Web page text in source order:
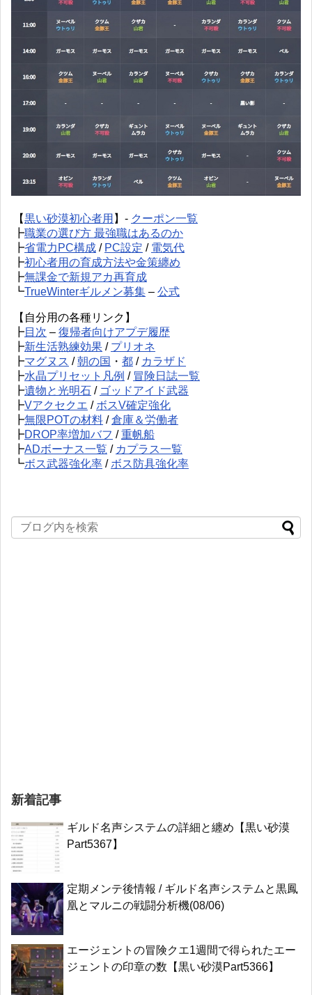
【黒い砂漠初心者用 】- クーポン一覧
┣職業の選び方 最強職はあるのか
┣省電力PC構成 / PC設定 / 電気代
┣初心者用の育成方法や金策纏め
┣無課金で新規アカ再育成
┗TrueWinterギルメン募集 – 公式
【自分用の各種リンク】
┣目次 – 復帰者向けアプデ履歴
┣新生活熟練効果 / プリオネ
┣マグヌス /朝の国 ・ 都 / カラザド
┣水晶プリセット凡例 / 冒険日誌一覧
┣遺物と光明石 / ゴッドアイド武器
┣Vアクセクエ / ボスV確定強化
┣無限POTの材料 /倉庫＆労働者
┣DROP率増加バフ /重帆船
┣ADボーナス一覧 / カプラス一覧
┗ボス武器強化率 / ボス防具強化率
新着記事
ギルド名声システムの詳細と纏め【黒い砂漠
Part5367】
定期メンテ後情報 / ギルド名声システムと黒鳳
凰とマルニの戦闘分析機(08/06)
エージェントの冒険クエ1週間で得られたエー
ジェントの印章の数【黒い砂漠Part5366】